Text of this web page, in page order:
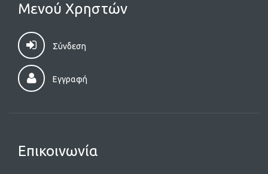
Μενού Χρηστών
Σύνδεση
Εγγραφή
Επικοινωνία